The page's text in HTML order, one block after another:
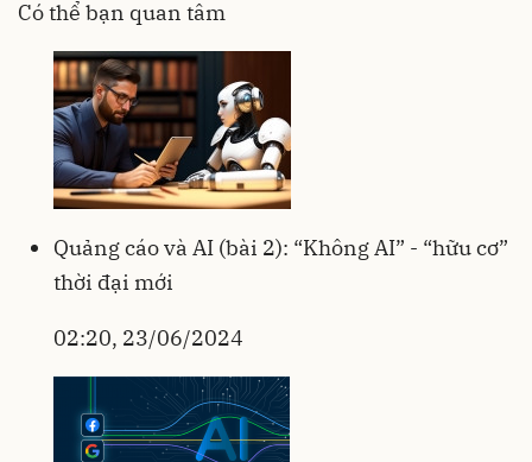
Có thể bạn quan tâm
Quảng cáo và AI (bài 2): “Không AI” - “hữu cơ”
thời đại mới
02:20, 23/06/2024